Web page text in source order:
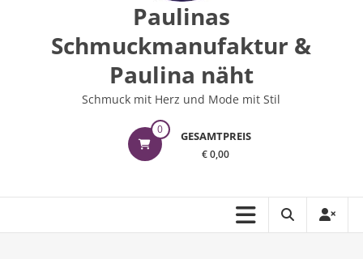
Paulinas
Schmuckmanufaktur &
Paulina näht
Schmuck mit Herz und Mode mit Stil
0 GESAMTPREIS
€ 0,00